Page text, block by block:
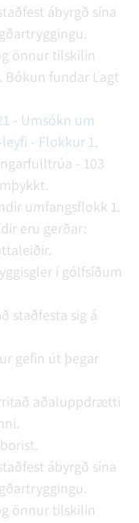
ábyrgð sína
önnur tilskilin
Bókun fundar Lagt
- Umsókn um
- Flokkur 1,
- 103
umfangsflokk 1.
eru gerðar:
í gólfsíðum
staðfesta sig á
gefin út þegar
aðaluppdrætti
ábyrgð sína
önnur tilskilin